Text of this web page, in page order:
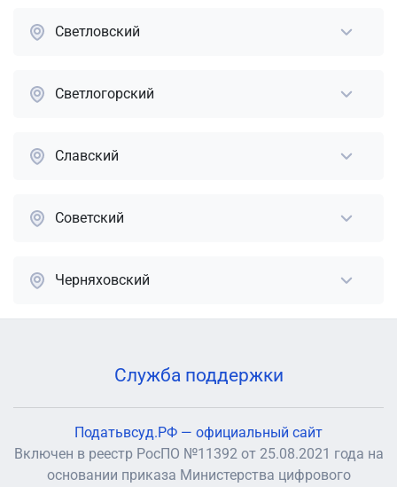
Светловский
Светлогорский
Славский
Советский
Черняховский
Служба поддержки
Податьвсуд.РФ — официальный сайт
Включен в реестр РосПО №11392 от 25.08.2021 года на
основании приказа Министерства цифрового